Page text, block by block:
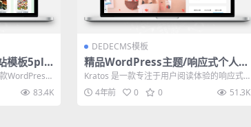
模板5pla
WordPress
83.4K
DEDECMS模板
精品WordPress主题/响应式个人博
客主题Kratos
Kratos 是一款专注于用户阅读体验的响应式
WordPress 主题，整体布...
4年前 0 0 51.3K